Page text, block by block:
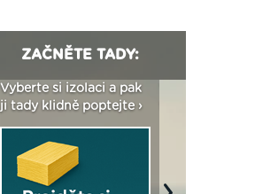
ZAČNĚTE TADY:
Vyberte si izolaci a pak
ji tady klidně poptejte ›